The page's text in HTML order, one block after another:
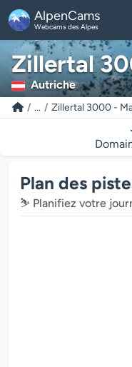
AlpenCams
Webcams des Alpes
Zillertal
Autriche
... Zillertal 3000 -
Plan des
⛷️ Planifiez votre